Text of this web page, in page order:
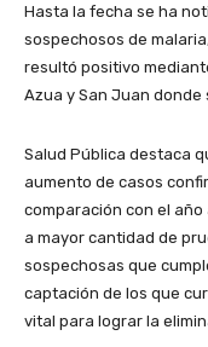
Hasta la fecha se ha
sospechosos de
resultó positivo
Azua y San Juan donde
Salud Pública destaca
aumento de casos
comparación con el
a mayor cantidad de
sospechosas que
captación de los que
vital para lograr la